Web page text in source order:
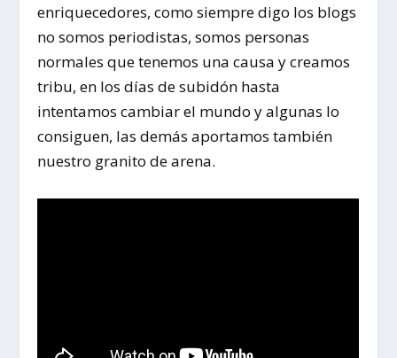
enriquecedores, como siempre digo los blogs
no somos periodistas, somos personas
normales que tenemos una causa y creamos
tribu, en los días de subidón hasta
intentamos cambiar el mundo y algunas lo
consiguen, las demás aportamos también
nuestro granito de arena.